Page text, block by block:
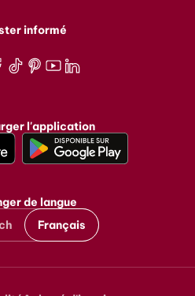
informé
l'application
de langue
Français